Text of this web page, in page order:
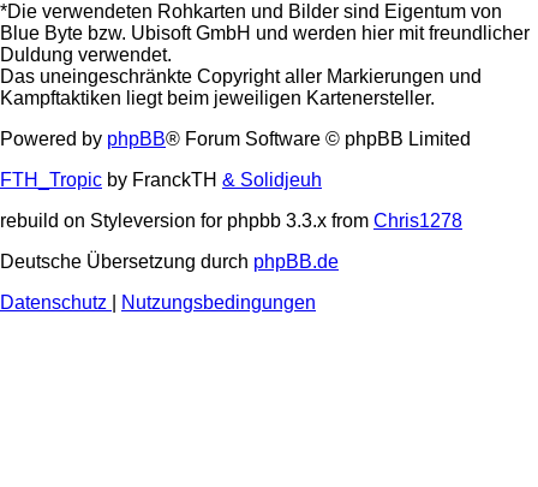
*Die verwendeten Rohkarten und Bilder sind Eigentum von
Blue Byte bzw. Ubisoft GmbH und werden hier mit freundlicher
Duldung verwendet.
Das uneingeschränkte Copyright aller Markierungen und
Kampftaktiken liegt beim jeweiligen Kartenersteller.
Powered by phpBB® Forum Software © phpBB Limited
FTH_Tropic by FranckTH & Solidjeuh
rebuild on Styleversion for phpbb 3.3.x from Chris1278
Deutsche Übersetzung durch phpBB.de
Datenschutz
Nutzungsbedingungen